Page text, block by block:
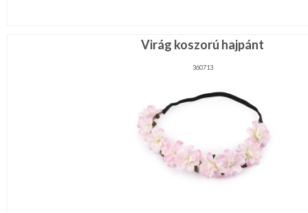
Virág koszorú hajpánt
360713